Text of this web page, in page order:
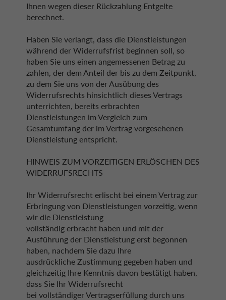
Ihnen wegen dieser Rückzahlung Entgelte
berechnet.
Haben Sie verlangt, dass die Dienstleistungen
während der Widerrufsfrist beginnen soll, so
haben Sie uns einen angemessenen Betrag zu
zahlen, der dem Anteil der bis zu dem Zeitpunkt,
zu dem Sie uns von der Ausübung des
Widerrufsrechts hinsichtlich dieses Vertrags
unterrichten, bereits erbrachten
Dienstleistungen im Vergleich zum
Gesamtumfang der im Vertrag vorgesehenen
Dienstleistung entspricht.
HINWEIS ZUM VORZEITIGEN ERLÖSCHEN DES
WIDERRUFSRECHTS
Ihr Widerrufsrecht erlischt bei einem Vertrag zur
Erbringung von Dienstleistungen vorzeitig, wenn
wir die Dienstleistung
vollständig erbracht haben und mit der
Ausführung der Dienstleistung erst begonnen
haben, nachdem Sie dazu Ihre
ausdrückliche Zustimmung gegeben haben und
gleichzeitig Ihre Kenntnis davon bestätigt haben,
dass Sie Ihr Widerrufsrecht
bei vollständiger Vertragserfüllung durch uns